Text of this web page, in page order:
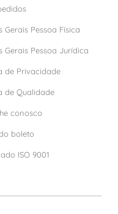
Gerais Pessoa Física
Gerais Pessoa Jurídica
de Privacidade
de Qualidade
conosco
boleto
ISO 9001